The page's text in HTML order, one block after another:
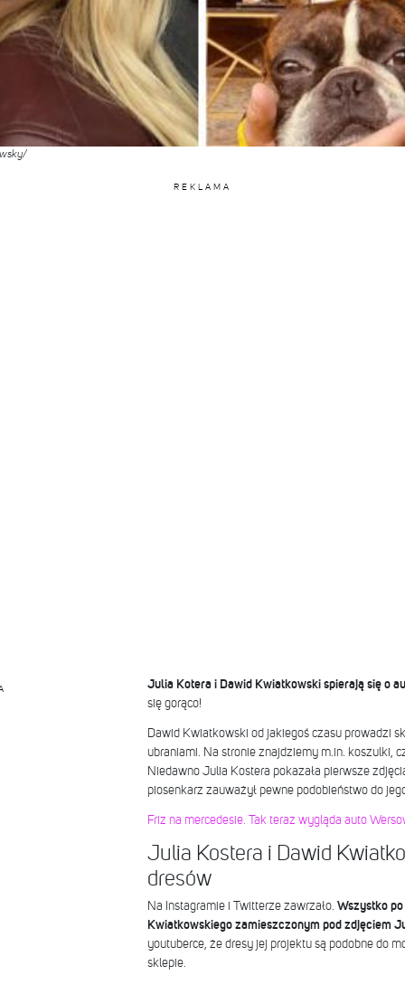
REKLAMA
Julia Kotera i Dawid Kwiatkowski spierają się o
się gorąco!
Dawid Kwiatkowski od jakiegoś czasu prowadzi
ubraniami. Na stronie znajdziemy m.in. koszulki,
Niedawno Julia Kostera pokazała pierwsze
piosenkarz zauważył pewne podobieństwo do
Friz na mercedesie. Tak teraz wygląda auto
Julia Kostera i Dawid
dresów
Na Instagramie i Twitterze zawrzało. Wszystko
Kwiatkowskiego zamieszczonym pod zdjęciem
youtuberce, że dresy jej projektu są podobne do
sklepie.